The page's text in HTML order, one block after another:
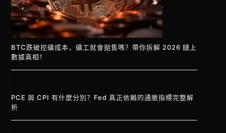
BTC跌破挖礦成本，礦工就會拋售嗎？帶你拆解 2026 鏈上
數據真相！
PCE 與 CPI 有什麼分別？Fed 真正依賴的通脹指標完整解
析
Vietnamese